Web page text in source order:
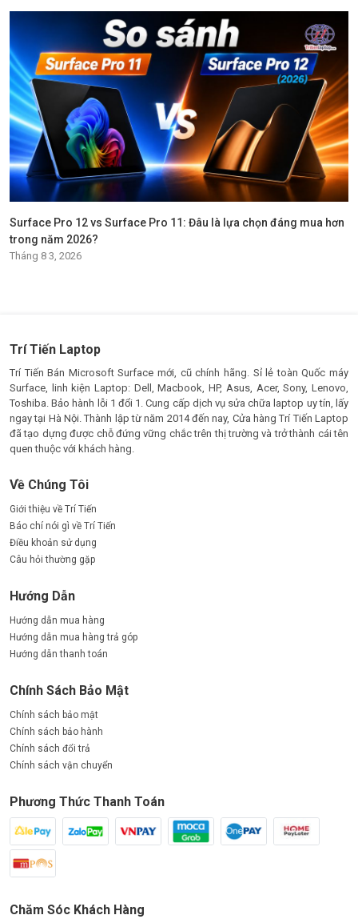
Surface Pro 12 vs Surface Pro 11: Đâu là lựa chọn đáng mua hơn
trong năm 2026?
Tháng 8 3, 2026
Trí Tiến Laptop
Trí Tiến Bán Microsoft Surface mới, cũ chính hãng. Sỉ lẻ toàn Quốc máy
Surface, linh kiện Laptop: Dell, Macbook, HP, Asus, Acer, Sony, Lenovo,
Toshiba. Bảo hành lỗi 1 đổi 1. Cung cấp dịch vụ sửa chữa laptop uy tín, lấy
ngay tại Hà Nội. Thành lập từ năm 2014 đến nay, Cửa hàng Trí Tiến Laptop
đã tạo dựng được chỗ đứng vững chắc trên thị trường và trở thành cái tên
quen thuộc với khách hàng.
Về Chúng Tôi
Giới thiệu về Trí Tiến
Báo chí nói gì về Trí Tiến
Điều khoản sử dụng
Câu hỏi thường gặp
Hướng Dẫn
Hướng dẫn mua hàng
Hướng dẫn mua hàng trả góp
Hướng dẫn thanh toán
Chính Sách Bảo Mật
Chính sách bảo mật
Chính sách bảo hành
Chính sách đổi trả
Chính sách vận chuyển
Phương Thức Thanh Toán
Chăm Sóc Khách Hàng